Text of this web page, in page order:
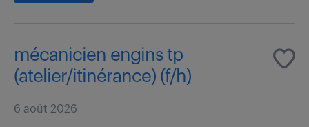
mécanicien engins tp
(atelier/itinérance) (f/h)
6 août 2026